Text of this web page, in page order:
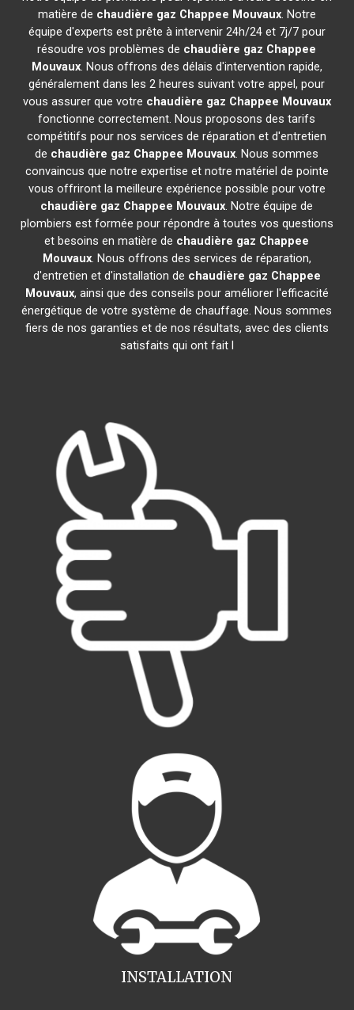
matière de chaudière gaz Chappee Mouvaux. Notre
équipe d'experts est prête à intervenir 24h/24 et 7j/7 pour
résoudre vos problèmes de chaudière gaz Chappee
Mouvaux. Nous offrons des délais d'intervention rapide,
généralement dans les 2 heures suivant votre appel, pour
vous assurer que votre chaudière gaz Chappee Mouvaux
fonctionne correctement. Nous proposons des tarifs
compétitifs pour nos services de réparation et d'entretien
de chaudière gaz Chappee Mouvaux. Nous sommes
convaincus que notre expertise et notre matériel de pointe
vous offriront la meilleure expérience possible pour votre
chaudière gaz Chappee Mouvaux. Notre équipe de
plombiers est formée pour répondre à toutes vos questions
et besoins en matière de chaudière gaz Chappee
Mouvaux. Nous offrons des services de réparation,
d'entretien et d'installation de chaudière gaz Chappee
Mouvaux, ainsi que des conseils pour améliorer l'efficacité
énergétique de votre système de chauffage. Nous sommes
fiers de nos garanties et de nos résultats, avec des clients
satisfaits qui ont fait l
INSTALLATION